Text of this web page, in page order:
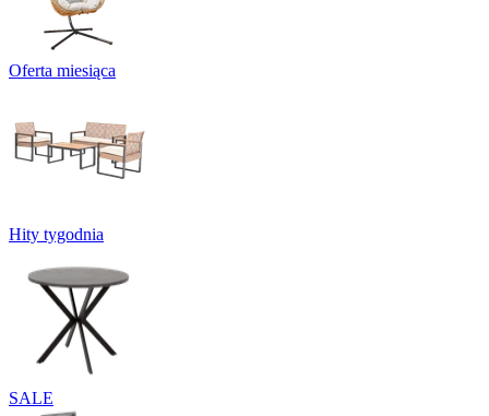
Oferta miesiąca
Hity tygodnia
SALE